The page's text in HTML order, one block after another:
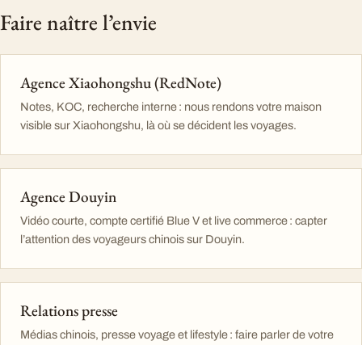
Faire naître l’envie
Agence Xiaohongshu (RedNote)
Notes, KOC, recherche interne : nous rendons votre maison
visible sur Xiaohongshu, là où se décident les voyages.
Agence Douyin
Vidéo courte, compte certifié Blue V et live commerce : capter
l’attention des voyageurs chinois sur Douyin.
Relations presse
Médias chinois, presse voyage et lifestyle : faire parler de votre